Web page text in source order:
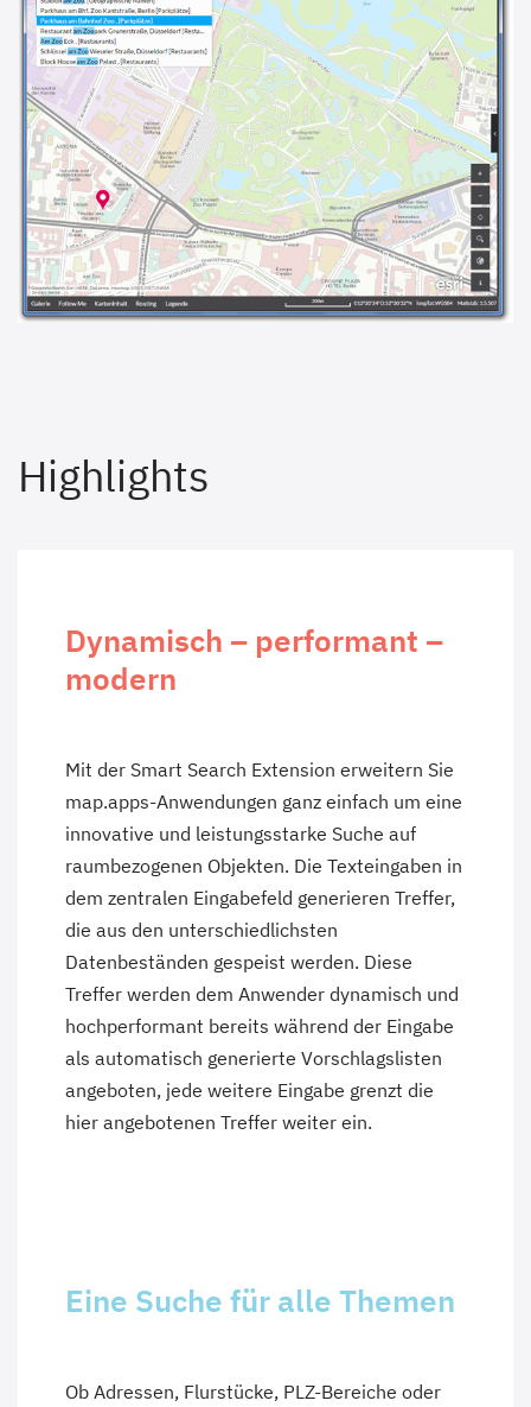
Highlights
Dynamisch – performant –
modern
Mit der Smart Search Extension erweitern Sie
map.apps-Anwendungen ganz einfach um eine
innovative und leistungsstarke Suche auf
raumbezogenen Objekten. Die Texteingaben in
dem zentralen Eingabefeld generieren Treffer,
die aus den unterschiedlichsten
Datenbeständen gespeist werden. Diese
Treffer werden dem Anwender dynamisch und
hochperformant bereits während der Eingabe
als automatisch generierte Vorschlagslisten
angeboten, jede weitere Eingabe grenzt die
hier angebotenen Treffer weiter ein.
Eine Suche für alle Themen
Ob Adressen, Flurstücke, PLZ-Bereiche oder